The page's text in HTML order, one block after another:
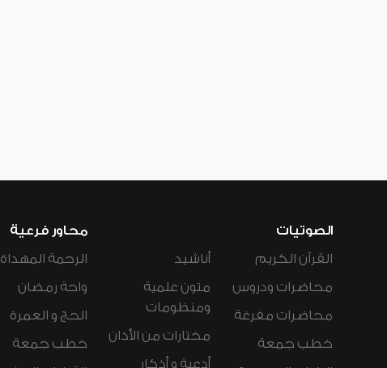
الصوتيات
القرآن الكريم
محاضرات ودروس
محاضرات مفرغة
خطب جمعة
أناشيد
متون علمية
ومنظومات
مختارات من الأذان
أدعية و أذكار
محاور فرعية
الرحمة المهداة
واحة رمضان
الحج و العمرة
خطب جمعة